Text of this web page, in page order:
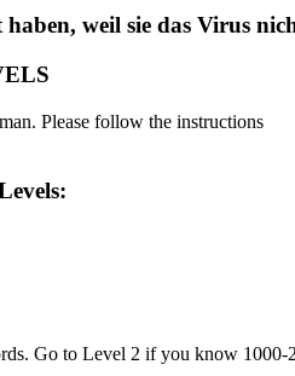
haben, weil sie das Virus
Please follow the instructions
Go to Level 2 if you know